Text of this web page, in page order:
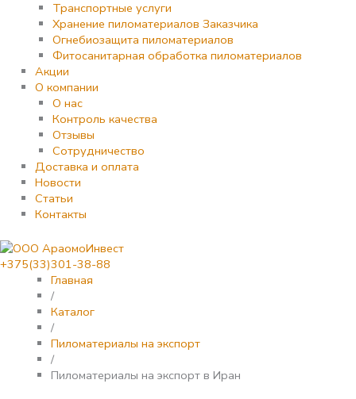
Транспортные услуги
Хранение пиломатериалов Заказчика
Огнебиозащита пиломатериалов
Фитосанитарная обработка пиломатериалов
Акции
О компании
О нас
Контроль качества
Отзывы
Сотрудничество
Доставка и оплата
Новости
Статьи
Контакты
+375(33)301-38-88
Главная
/
Каталог
/
Пиломатериалы на экспорт
/
Пиломатериалы на экспорт в Иран